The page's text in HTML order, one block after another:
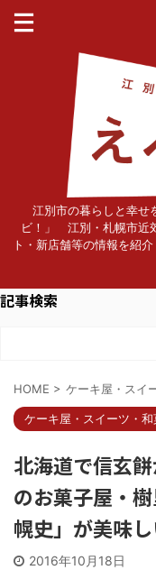
江別市の暮らしと幸せ
ビ！」 江別・札幌市近
ト・新店舗等の情報を紹
記事検索
HOME > ケーキ屋・スイ
ケーキ屋・スイーツ・
北海道で信玄
のお菓子屋・
幌史」が美味
2016年10月18日